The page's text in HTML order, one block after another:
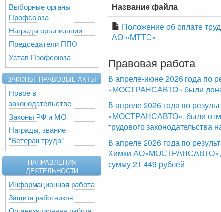
Выборные органы
Профсоюза
Награды организации
Председатели ППО
Устав Профсоюза
ЗАКОНЫ. ПРАВОВЫЕ АКТЫ
Новое в
законодательстве
Законы РФ и МО
Награды, звание
"Ветеран труда"
НАПРАВЛЕНИЯ
ДЕЯТЕЛЬНОСТИ
Информационная работа
Защита работников
Организационная работа
Название файла
Положение об оплате
АО «МТТС»
Правовая работа
В апреле-июне 2026 года по
«МОСТРАНСАВТО» были
В апреле 2026 года по
«МОСТРАНСАВТО», были
трудового
В апреле 2026 года по
Химки АО«МОСТРАНСАВТО»,
сумму 21 449 рублей